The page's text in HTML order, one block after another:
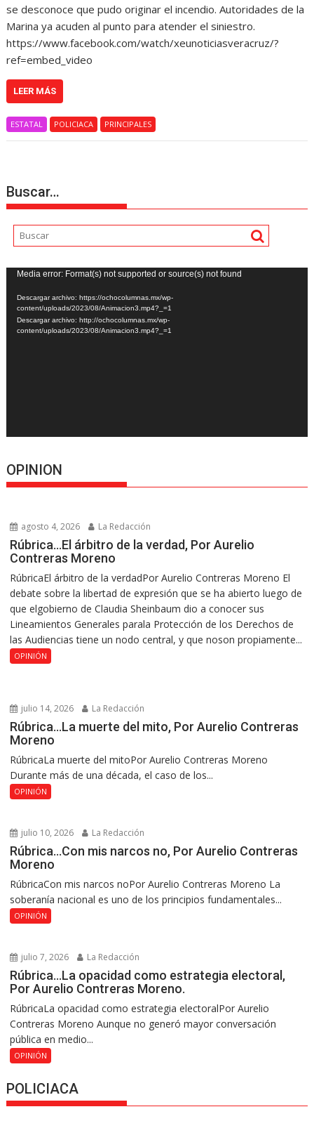
se desconoce que pudo originar el incendio. Autoridades de la
Marina ya acuden al punto para atender el siniestro.
https://www.facebook.com/watch/xeunoticiasveracruz/?
ref=embed_video
LEER MÁS
ESTATAL POLICIACA PRINCIPALES
Buscar…
Reproductor
de
vídeo
Media error: Format(s) not supported or source(s) not found
Descargar archivo: https://ochocolumnas.mx/wp-
content/uploads/2023/08/Animacion3.mp4?_=1
Descargar archivo: http://ochocolumnas.mx/wp-
content/uploads/2023/08/Animacion3.mp4?_=1
OPINION
agosto 4, 2026 La Redacción
Rúbrica…El árbitro de la verdad, Por Aurelio
Contreras Moreno
RúbricaEl árbitro de la verdadPor Aurelio Contreras Moreno El
debate sobre la libertad de expresión que se ha abierto luego de
que elgobierno de Claudia Sheinbaum dio a conocer sus
Lineamientos Generales parala Protección de los Derechos de
las Audiencias tiene un nodo central, y que noson propiamente...
OPINIÓN
julio 14, 2026 La Redacción
Rúbrica…La muerte del mito, Por Aurelio Contreras
Moreno
RúbricaLa muerte del mitoPor Aurelio Contreras Moreno
Durante más de una década, el caso de los...
OPINIÓN
julio 10, 2026 La Redacción
Rúbrica…Con mis narcos no, Por Aurelio Contreras
Moreno
RúbricaCon mis narcos noPor Aurelio Contreras Moreno La
soberanía nacional es uno de los principios fundamentales...
OPINIÓN
julio 7, 2026 La Redacción
Rúbrica…La opacidad como estrategia electoral,
Por Aurelio Contreras Moreno.
RúbricaLa opacidad como estrategia electoralPor Aurelio
Contreras Moreno Aunque no generó mayor conversación
pública en medio...
OPINIÓN
POLICIACA